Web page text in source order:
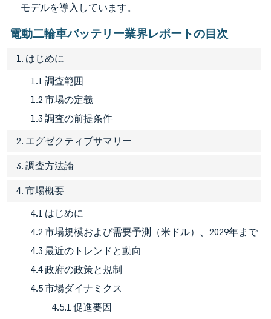
モデルを導入しています。
電動二輪車バッテリー業界レポートの目次
1. はじめに
1.1 調査範囲
1.2 市場の定義
1.3 調査の前提条件
2. エグゼクティブサマリー
3. 調査方法論
4. 市場概要
4.1 はじめに
4.2 市場規模および需要予測（米ドル）、2029年まで
4.3 最近のトレンドと動向
4.4 政府の政策と規制
4.5 市場ダイナミクス
4.5.1 促進要因